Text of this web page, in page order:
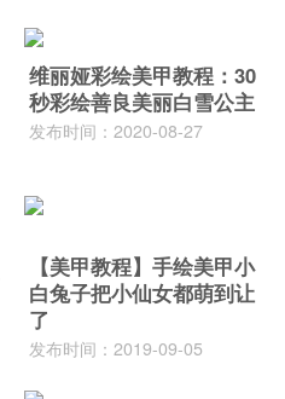
维丽娅彩绘美甲教程：30
秒彩绘善良美丽白雪公主
发布时间：2020-08-27
【美甲教程】手绘美甲小
白兔子把小仙女都萌到让
了
发布时间：2019-09-05